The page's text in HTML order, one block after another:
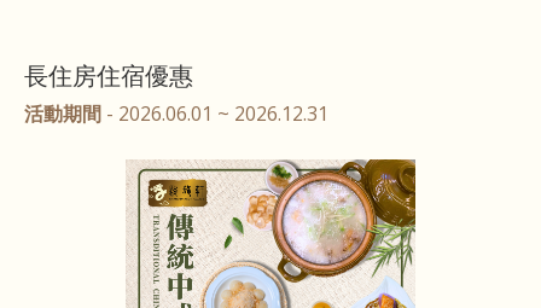
長住房住宿優惠
活動期間 - 2026.06.01 ~ 2026.12.31